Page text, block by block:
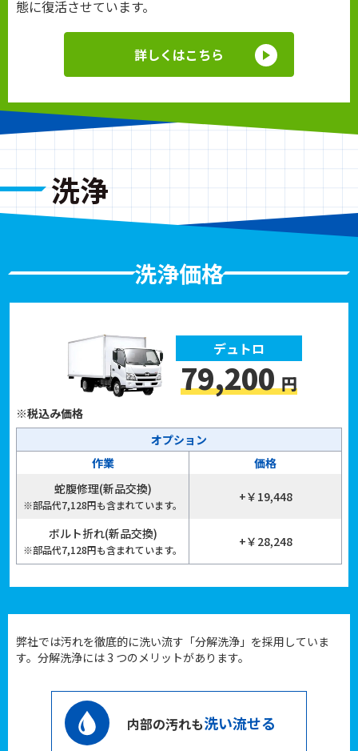
態に復活させています。
詳しくはこちら
洗浄
洗浄価格
デュトロ
79,200 円
※税込み価格
オプション
作業
価格
蛇腹修理(新品交換)
※部品代7,128円も含まれています。
+￥19,448
ボルト折れ(新品交換)
※部品代7,128円も含まれています。
+￥28,248
弊社では汚れを徹底的に洗い流す「分解洗浄」を採用していま
す。分解洗浄には 3 つのメリットがあります。
内部の汚れも洗い流せる